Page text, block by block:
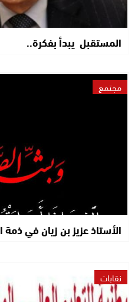
المستقبل يبدأ بفكرة..
مجتمع
الأستاذ عزيز بن زيان في ذمة
نقابات